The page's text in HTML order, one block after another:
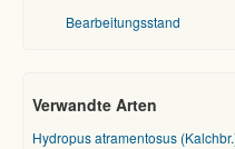
Bearbeitungsstand
Verwandte Arten
Hydropus atramentosus